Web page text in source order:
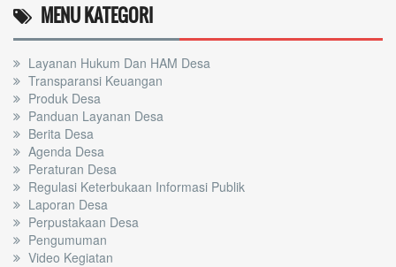
MENU KATEGORI
Layanan Hukum Dan HAM Desa
Transparansi Keuangan
Produk Desa
Panduan Layanan Desa
Berita Desa
Agenda Desa
Peraturan Desa
Regulasi Keterbukaan Informasi Publik
Laporan Desa
Perpustakaan Desa
Pengumuman
Video Kegiatan